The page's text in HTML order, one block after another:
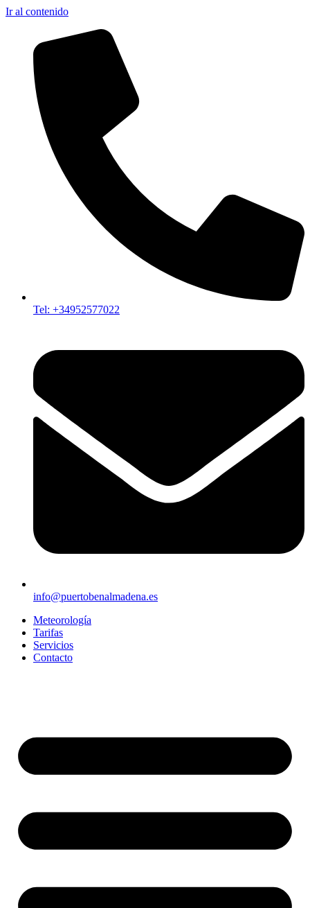
Ir al contenido
Tel: +34952577022
info@puertobenalmadena.es
Meteorología
Tarifas
Servicios
Contacto